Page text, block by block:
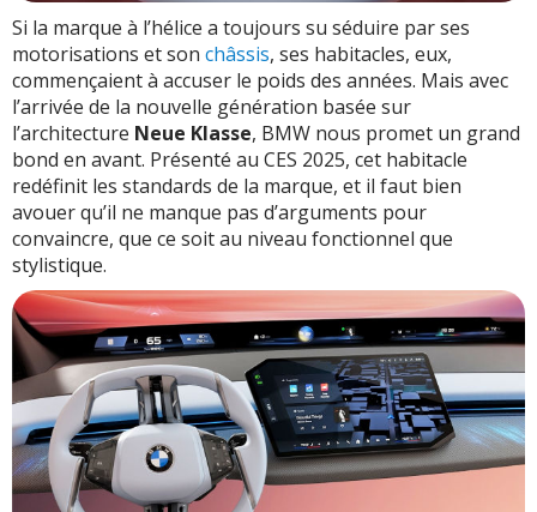
Si la marque à l’hélice a toujours su séduire par ses
motorisations et son châssis, ses habitacles, eux,
commençaient à accuser le poids des années. Mais avec
l’arrivée de la nouvelle génération basée sur
l’architecture Neue Klasse, BMW nous promet un grand
bond en avant. Présenté au CES 2025, cet habitacle
redéfinit les standards de la marque, et il faut bien
avouer qu’il ne manque pas d’arguments pour
convaincre, que ce soit au niveau fonctionnel que
stylistique.